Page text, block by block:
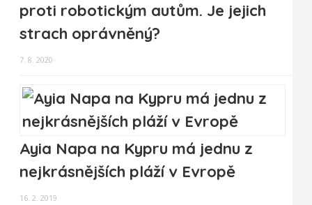
proti robotickým autům. Je jejich
strach oprávněný?
7. 8. 2020
Ayia Napa na Kypru má jednu z
nejkrásnějších pláží v Evropě
16. 2. 2019